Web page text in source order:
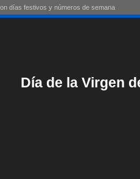
Día de la Virgen
días festivos y números de semana